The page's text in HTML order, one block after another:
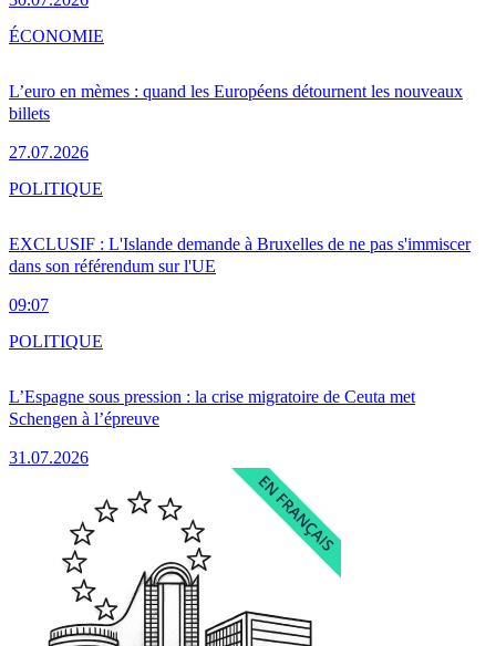
L’euro en mèmes : quand les Européens détournent les nouveaux
billets
27.07.2026
ÉCONOMIE
EXCLUSIF : L'Islande demande à Bruxelles de ne pas s'immiscer
dans son référendum sur l'UE
09:07
POLITIQUE
L’Espagne sous pression : la crise migratoire de Ceuta met
Schengen à l’épreuve
31.07.2026
POLITIQUE